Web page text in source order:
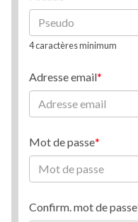
4 caractères minimum
Adresse email
Mot de passe
Confirm. mot de passe